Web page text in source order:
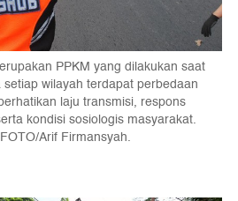
PPKM yang dilakukan saat
wilayah terdapat perbedaan
laju transmisi, respons
kondisi sosiologis masyarakat.
Arif Firmansyah.